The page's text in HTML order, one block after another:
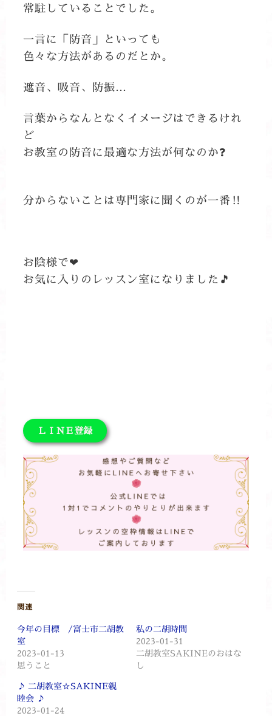
常駐していることでした。
一言に「防音」といっても
色々な方法があるのだとか。
遮音、吸音、防振…
言葉からなんとなくイメージはできるけれ
ど
お教室の防音に最適な方法が何なのか❓
分からないことは専門家に聞くのが一番‼
お陰様で❤
お気に入りのレッスン室になりました🎵
ＬＩＮＥ登録
関連
今年の目標 /富士市二胡教
室
2023-01-13
思うこと
私の二胡時間
2023-01-31
二胡教室SAKINEのおはな
し
♪ 二胡教室☆SAKINE親
睦会 ♪
2023-01-24